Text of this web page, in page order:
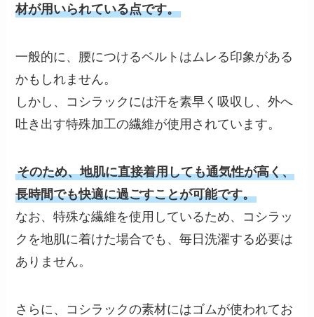
材が用いられている点です。
一般的に、腰につけるベルトはムレる印象がある
かもしれません。
しかし、コシラックには汗を素早く吸収し、外へ
吐き出す特殊加工の繊維が使用されています。
そのため、地肌に直接着用しても通気性が高く、
長時間でも快適に過ごすことが可能です。
なお、特殊な繊維を使用しているため、コシラッ
クを地肌に着けた場合でも、毎日洗濯する必要は
ありません。
さらに、コシラックの素材にはゴムが使われてお